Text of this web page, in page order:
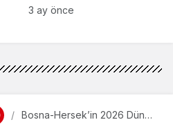
3 ay önce
Bosna-Hersek’in 2026 Dünya